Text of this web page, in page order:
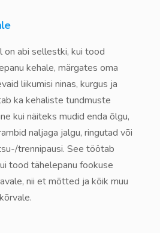
abi sellestki, kui tood
kehale, märgates oma
liikumisi ninas, kurgus ja
ka kehaliste tundmuste
kui näiteks mudid enda õlgu,
naljaga jalgu, ringutad või
trennipausi. See töötab
tood tähelepanu fookuse
nii et mõtted ja kõik muu